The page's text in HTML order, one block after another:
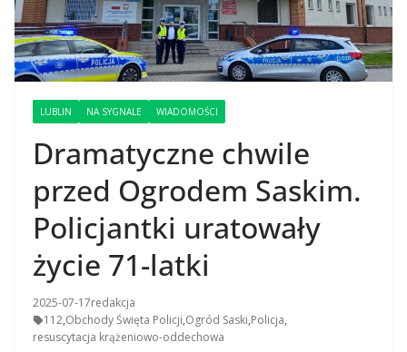
LUBLIN NA SYGNALE WIADOMOŚCI
Dramatyczne chwile
przed Ogrodem Saskim.
Policjantki uratowały
życie 71-latki
2025-07-17redakcja
112,Obchody Święta Policji,Ogród Saski,Policja,
resuscytacja krążeniowo-oddechowa